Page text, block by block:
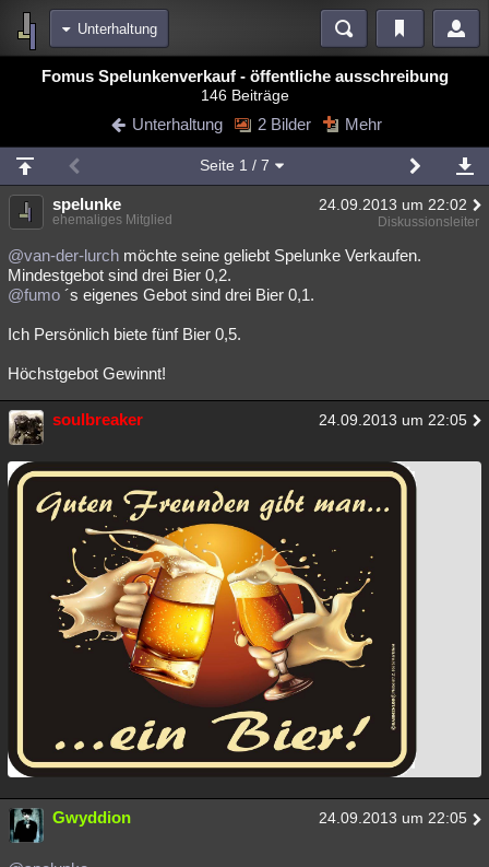
Unterhaltung
Bereiche
Blogs Videos
Chat Wiki Neuigkeiten
meine Rubriken
Menschen Wissenschaft Mystery Kriminalfälle
Spiritualität Verschwörungen Technologie Ufologie
Natur Umfragen Unterhaltung
weitere Rubriken
Astronomie Helpdesk Gruppen Gaming Filme
Musik
Übersichten
Besucht Teilgenommen Alle Neue Geschlossen
Lesenswert Schlüsselwörter
Fomus Spelunkenverkauf - öffentliche ausschreibung
146 Beiträge
Unterhaltung 2 Bilder Mehr
Seite 1 / 7
spelunke 24.09.2013 um 22:02
ehemaliges Mitglied Diskussionsleiter
@van-der-lurch möchte seine geliebt Spelunke Verkaufen.
Mindestgebot sind drei Bier 0,2.
@fumo ´s eigenes Gebot sind drei Bier 0,1.
Ich Persönlich biete fünf Bier 0,5.
Höchstgebot Gewinnt!
soulbreaker 24.09.2013 um 22:05
Gwyddion 24.09.2013 um 22:05